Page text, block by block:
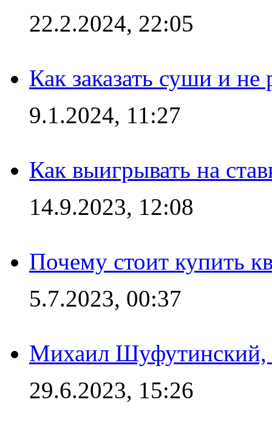
22.2.2024, 22:05
Как заказать суши и не
9.1.2024, 11:27
Как выигрывать на
14.9.2023, 12:08
Почему стоит купить
5.7.2023, 00:37
Михаил Шуфутинский,
29.6.2023, 15:26